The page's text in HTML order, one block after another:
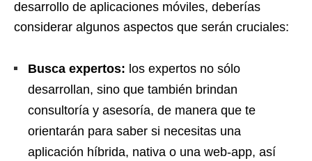
desarrollo de aplicaciones móviles, deberías
considerar algunos aspectos que serán cruciales:
Busca expertos: los expertos no sólo
desarrollan, sino que también brindan
consultoría y asesoría, de manera que te
orientarán para saber si necesitas una
aplicación híbrida, nativa o una web-app, así